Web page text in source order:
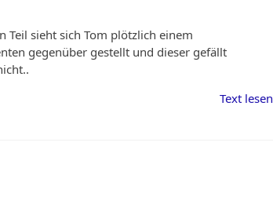
Teil sieht sich Tom plötzlich einem
gegenüber gestellt und dieser gefällt
Text lesen